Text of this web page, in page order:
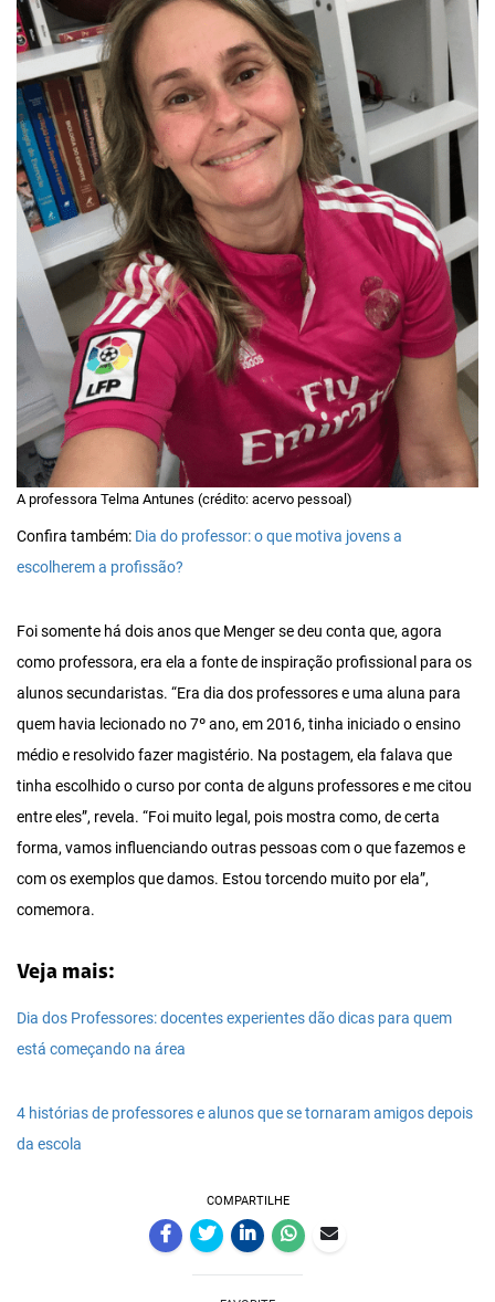
A professora Telma Antunes (crédito: acervo pessoal)
Confira também: Dia do professor: o que motiva jovens a
escolherem a profissão?
Foi somente há dois anos que Menger se deu conta que, agora
como professora, era ela a fonte de inspiração profissional para os
alunos secundaristas. “Era dia dos professores e uma aluna para
quem havia lecionado no 7º ano, em 2016, tinha iniciado o ensino
médio e resolvido fazer magistério. Na postagem, ela falava que
tinha escolhido o curso por conta de alguns professores e me citou
entre eles”, revela. “Foi muito legal, pois mostra como, de certa
forma, vamos influenciando outras pessoas com o que fazemos e
com os exemplos que damos. Estou torcendo muito por ela”,
comemora.
Veja mais:
Dia dos Professores: docentes experientes dão dicas para quem
está começando na área
4 histórias de professores e alunos que se tornaram amigos depois
da escola
COMPARTILHE